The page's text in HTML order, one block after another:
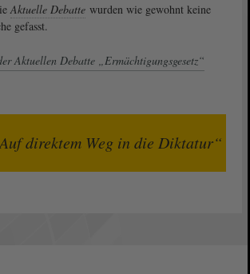
Aktuelle Debatte wurden wie gewohnt keine
gefasst.
Aktuellen Debatte „Ermächtigungsgesetz“
direktem Weg in die Diktatur“